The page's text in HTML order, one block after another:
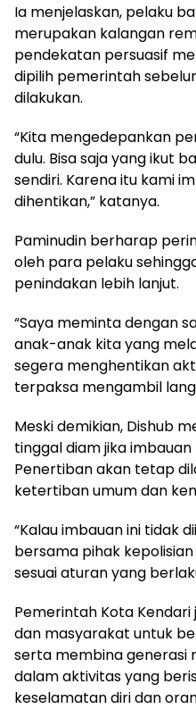
Ia menjelaskan, pelaku
merupakan kalangan
pendekatan persuasif
dipilih pemerintah
dilakukan.
“Kita mengedepankan
dulu. Bisa saja yang ikut
sendiri. Karena itu kami
dihentikan,” katanya.
Paminudin berharap
oleh para pelaku
penindakan lebih lanjut.
“Saya meminta dengan
anak-anak kita yang
segera menghentikan
terpaksa mengambil
Meski demikian, Dishub
tinggal diam jika
Penertiban akan tetap
ketertiban umum dan
“Kalau imbauan ini tidak
bersama pihak
sesuai aturan yang
Pemerintah Kota
dan masyarakat untuk
serta membina generasi
dalam aktivitas yang
keselamatan diri dan